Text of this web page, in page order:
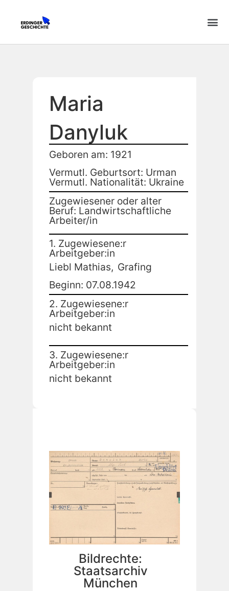
Maria
Danyluk
Geboren am: 1921
Vermutl. Geburtsort: Urman
Vermutl. Nationalität: Ukraine
Zugewiesener oder alter
Beruf: Landwirtschaftliche
Arbeiter/in
1. Zugewiesene:r
Arbeitgeber:in
Liebl Mathias, Grafing
Beginn: 07.08.1942
2. Zugewiesene:r
Arbeitgeber:in
nicht bekannt
3. Zugewiesene:r
Arbeitgeber:in
nicht bekannt
Bildrechte:
Staatsarchiv
München